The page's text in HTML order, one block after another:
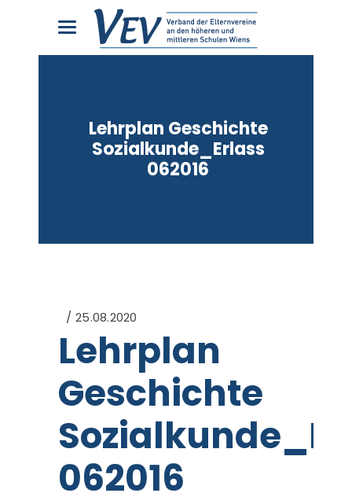
Lehrplan Geschichte
Sozialkunde_Erlass
062016
25.08.2020
Lehrplan
Geschichte
062016